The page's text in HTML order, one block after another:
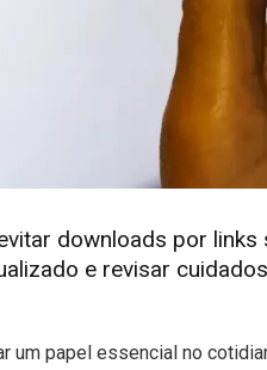
downloads por
e revisar
um papel essencial no